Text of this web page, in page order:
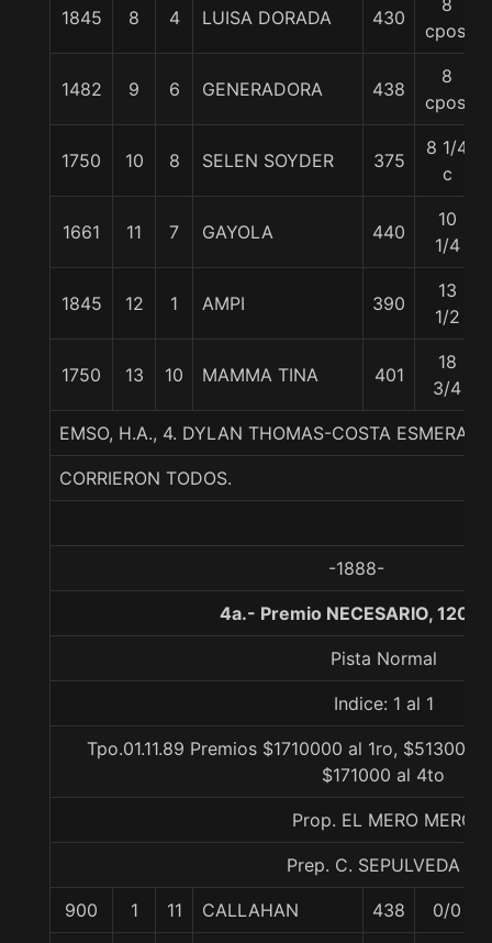
1845 8 4 LUISA DORADA 430
8
cpos.
1482 9 6 GENERADORA 438
8
cpos.
1750 10 8 SELEN SOYDER 375
8 1/4
c
1661 11 7 GAYOLA 440
10
1/4
1845 12 1 AMPI 390
13
1/2
1750 13 10 MAMMA TINA 401
18
3/4
EMSO, H.A., 4. DYLAN THOMAS-COSTA
CORRIERON TODOS.
-1888-
4a.- Premio NECESARIO, 1200
Pista Normal
Indice: 1 al 1
Tpo.01.11.89 Premios $1710000 al 1ro,
$171000 al 4to
Prop. EL MERO MERO
Prep. C. SEPULVEDA B.
900 1 11 CALLAHAN 438 0/0